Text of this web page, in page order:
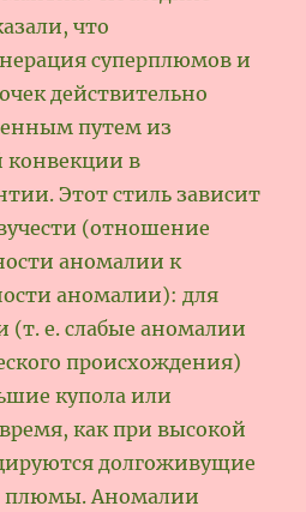
что
суперплюмов и
действительно
путем из
в
Этот стиль зависит
(отношение
аномалии к
аномалии): для
(т. е. слабые аномалии
происхождения)
купола или
как при высокой
долгоживущие
плюмы. Аномалии